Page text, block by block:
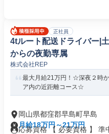
正社員
4tルート配送ドライバー|
からの夜勤専属
株式会社REP
最大月給21万円！☆深夜２時
ア内の近距離コース☆
岡山県都窪郡早島町早島
月給18万円～21万円
応募資格 【 必要資格 】 準